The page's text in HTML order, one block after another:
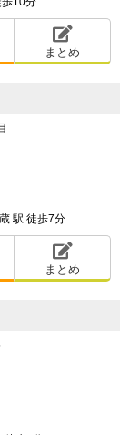
まとめ
駅 徒歩7分
まとめ